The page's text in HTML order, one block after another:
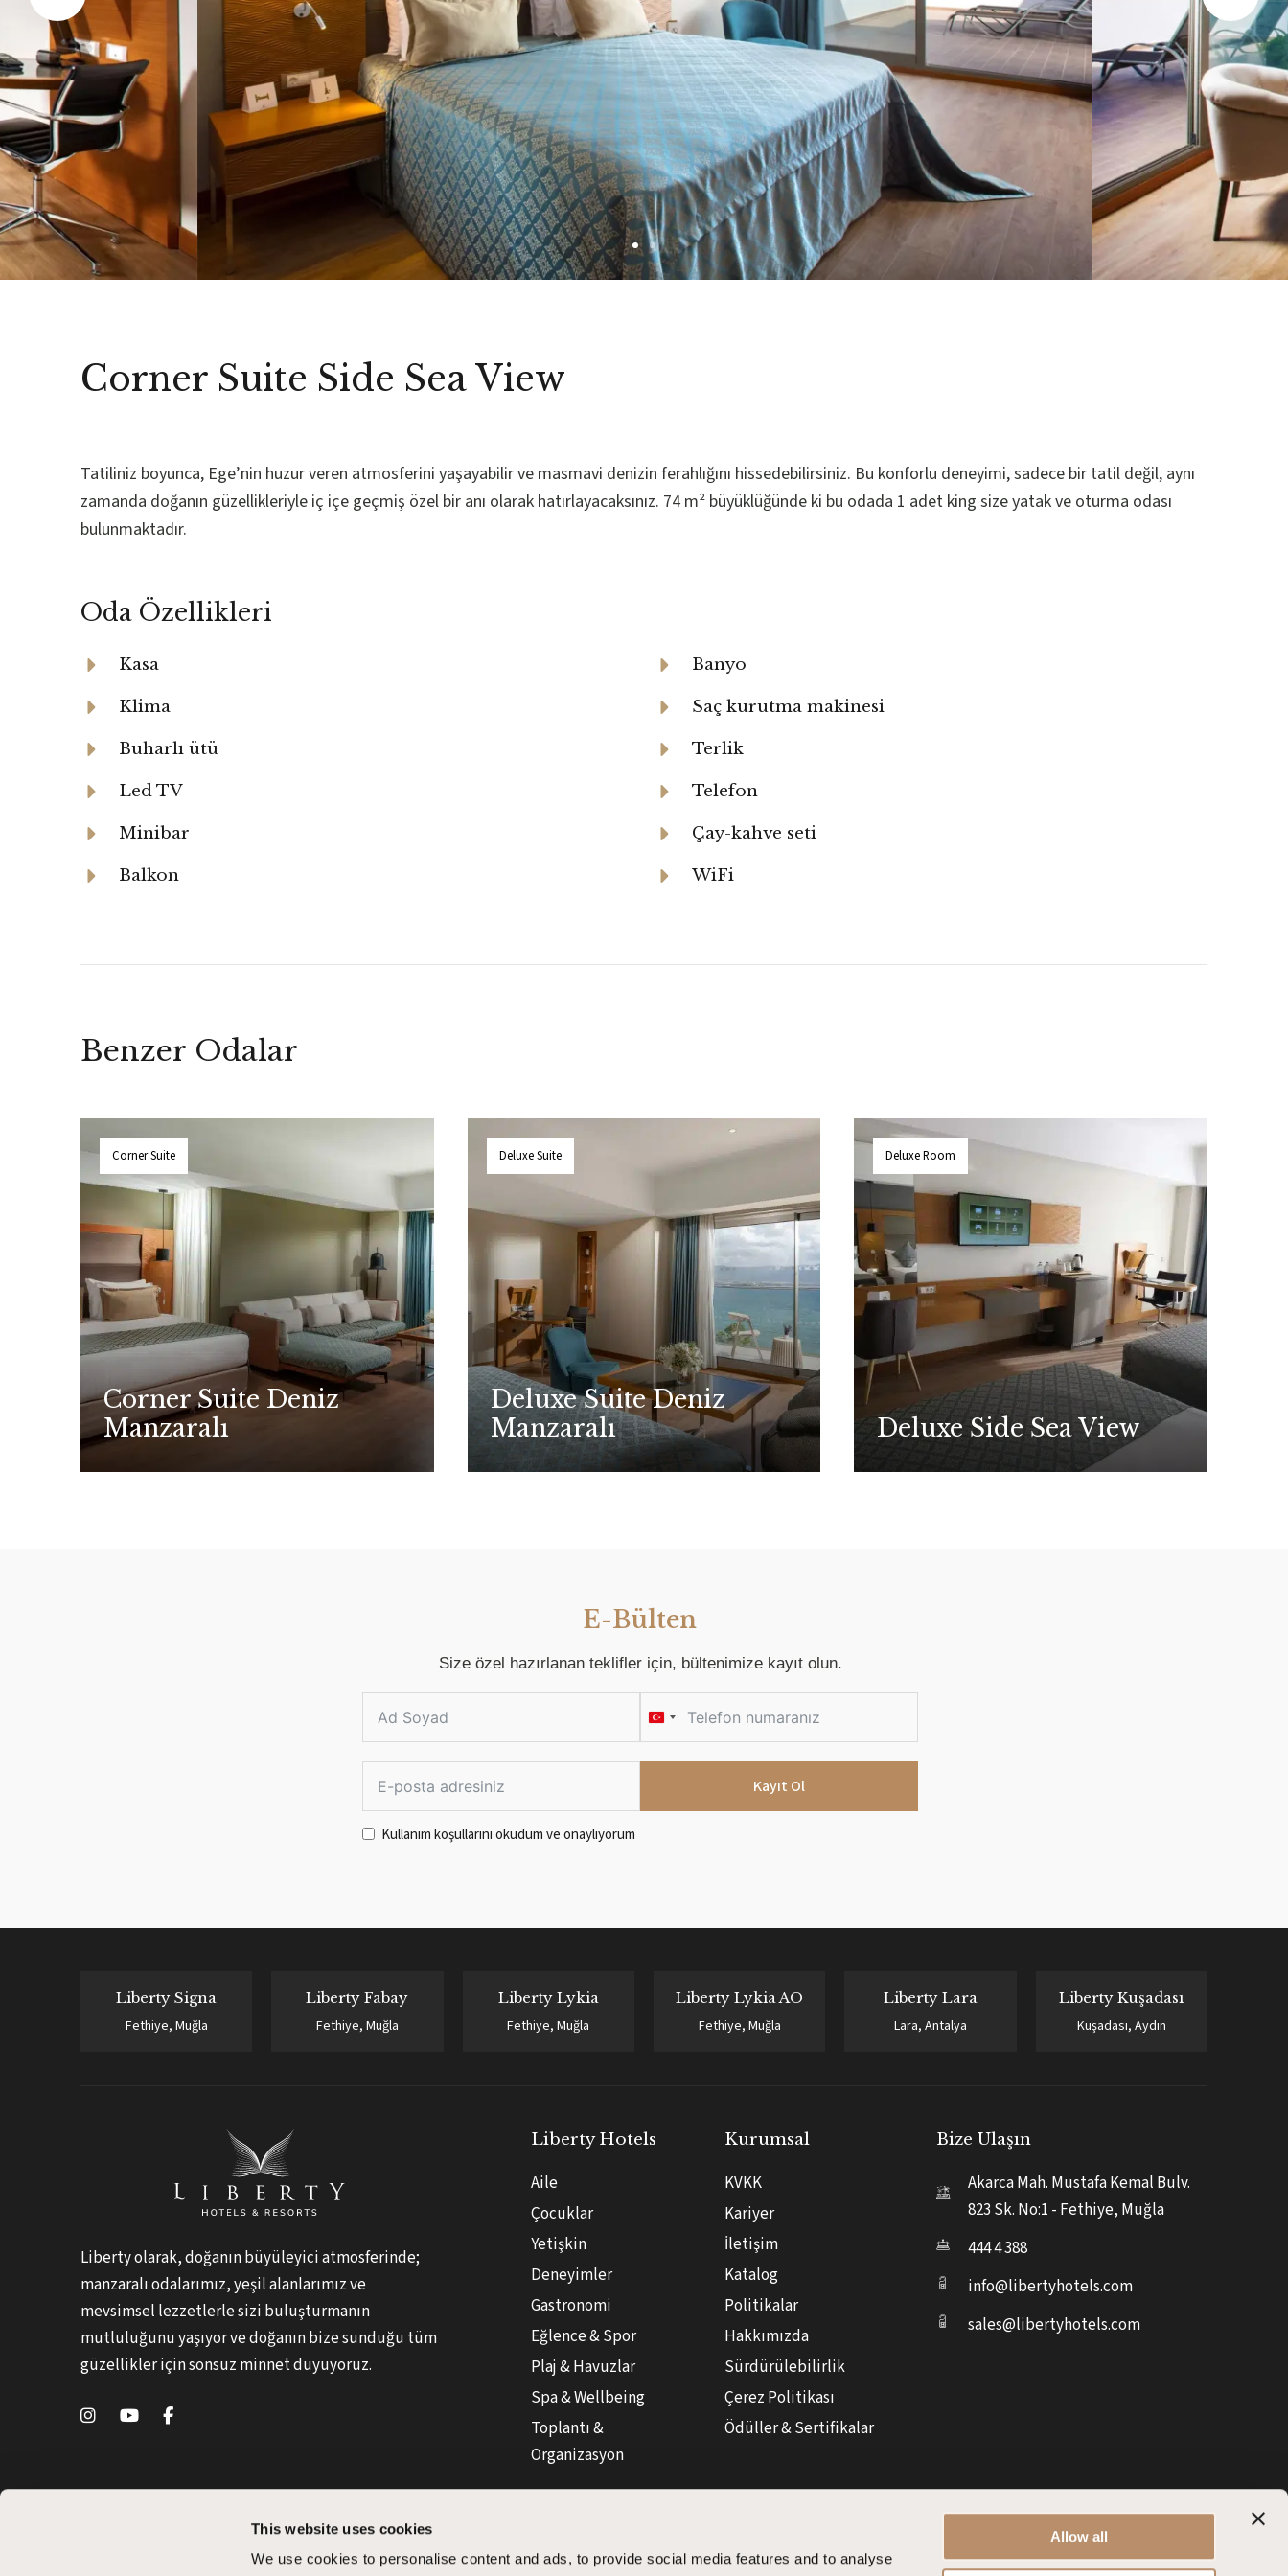
This website uses cookies
We use cookies to personalise content and ads, to provide social media features and to analyse
Allow all
Corner Suite Side Sea View
Tatiliniz boyunca, Ege’nin huzur veren atmosferini yaşayabilir ve masmavi denizin ferahlığını hissedebilirsiniz. Bu konforlu deneyimi, sadece bir tatil değil, aynı
zamanda doğanın güzellikleriyle iç içe geçmiş özel bir anı olarak hatırlayacaksınız. 74 m² büyüklüğünde ki bu odada 1 adet king size yatak ve oturma odası
bulunmaktadır.
Oda Özellikleri
Kasa Banyo
Klima Saç kurutma makinesi
Buharlı ütü Terlik
Led TV Telefon
Minibar Çay-kahve seti
Balkon WiFi
Benzer Odalar
Corner Suite
Corner Suite Deniz
Manzaralı
Deluxe Suite
Deluxe Suite Deniz
Manzaralı
Deluxe Room
Deluxe Side Sea View
E-Bülten
Size özel hazırlanan teklifler için, bültenimize kayıt olun.
T
k
Kayıt Ol
Kullanım koşullarını okudum ve onaylıyorum
Liberty Signa
Fethiye, Muğla
Liberty Fabay
Fethiye, Muğla
Liberty Lykia
Fethiye, Muğla
Liberty Lykia AO
Fethiye, Muğla
Liberty Lara
Lara, Antalya
Liberty Kuşadası
Kuşadası, Aydın
Liberty olarak, doğanın büyüleyici atmosferinde;
manzaralı odalarımız, yeşil alanlarımız ve
mevsimsel lezzetlerle sizi buluşturmanın
mutluluğunu yaşıyor ve doğanın bize sunduğu tüm
güzellikler için sonsuz minnet duyuyoruz.
Liberty Hotels
Aile
Çocuklar
Yetişkin
Deneyimler
Gastronomi
Eğlence & Spor
Plaj & Havuzlar
Spa & Wellbeing
Toplantı &
Organizasyon
Kurumsal
KVKK
Kariyer
İletişim
Katalog
Politikalar
Hakkımızda
Sürdürülebilirlik
Çerez Politikası
Ödüller & Sertifikalar
Bize Ulaşın
Akarca Mah. Mustafa Kemal Bulv.
823 Sk. No:1 - Fethiye, Muğla
444 4 388
info@libertyhotels.com
sales@libertyhotels.com